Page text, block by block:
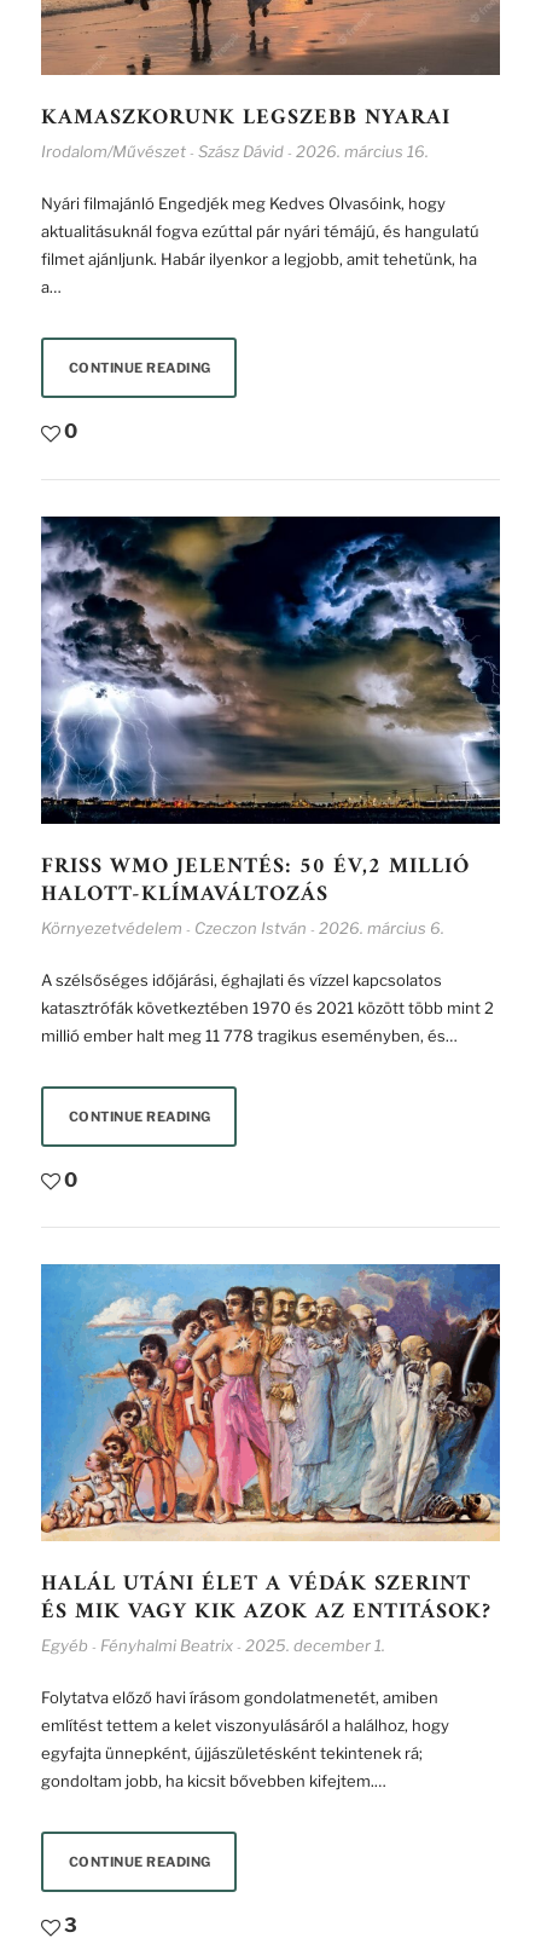
KAMASZKORUNK LEGSZEBB NYARAI
Irodalom/Művészet - Szász Dávid - 2026. március 16.
Nyári filmajánló Engedjék meg Kedves Olvasóink, hogy
aktualitásuknál fogva ezúttal pár nyári témájú, és hangulatú
filmet ajánljunk. Habár ilyenkor a legjobb, amit tehetünk, ha
a…
CONTINUE READING
0
FRISS WMO JELENTÉS: 50 ÉV,2 MILLIÓ
HALOTT-KLÍMAVÁLTOZÁS
Környezetvédelem - Czeczon István - 2026. március 6.
A szélsőséges időjárási, éghajlati és vízzel kapcsolatos
katasztrófák következtében 1970 és 2021 között több mint 2
millió ember halt meg 11 778 tragikus eseményben, és…
CONTINUE READING
0
HALÁL UTÁNI ÉLET A VÉDÁK SZERINT
ÉS MIK VAGY KIK AZOK AZ ENTITÁSOK?
Egyéb - Fényhalmi Beatrix - 2025. december 1.
Folytatva előző havi írásom gondolatmenetét, amiben
említést tettem a kelet viszonyulásáról a halálhoz, hogy
egyfajta ünnepként, újjászületésként tekintenek rá;
gondoltam jobb, ha kicsit bővebben kifejtem.…
CONTINUE READING
3